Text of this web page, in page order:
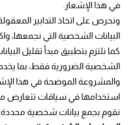
في هذا الإشعار.
ونحرص على اتخاذ التدابير
البيانات الشخصية التي نجمعها،
كما نلتزم بتطبيق مبدأ تقليل
الشخصية الضرورية فقط، بما
والمشروعة الموضحة في هذا
استخدامها في سياقات تتعارض
نقوم بجمع بيانات شخصية محددة